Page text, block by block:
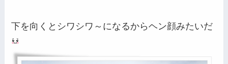
下を向くとシワシワ～になるからヘン顔みたいだ